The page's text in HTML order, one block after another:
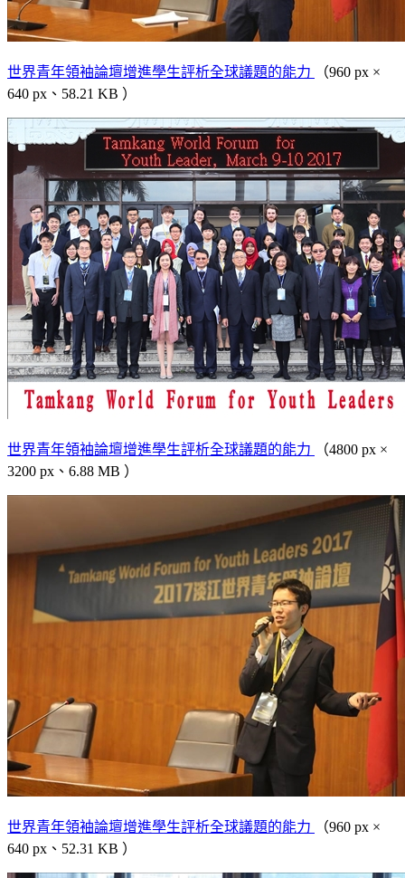
世界青年領袖論壇增進學生評析全球議題的能力
（960 px ×
640 px、58.21 KB ）
世界青年領袖論壇增進學生評析全球議題的能力
（4800 px ×
3200 px、6.88 MB ）
世界青年領袖論壇增進學生評析全球議題的能力
（960 px ×
640 px、52.31 KB ）